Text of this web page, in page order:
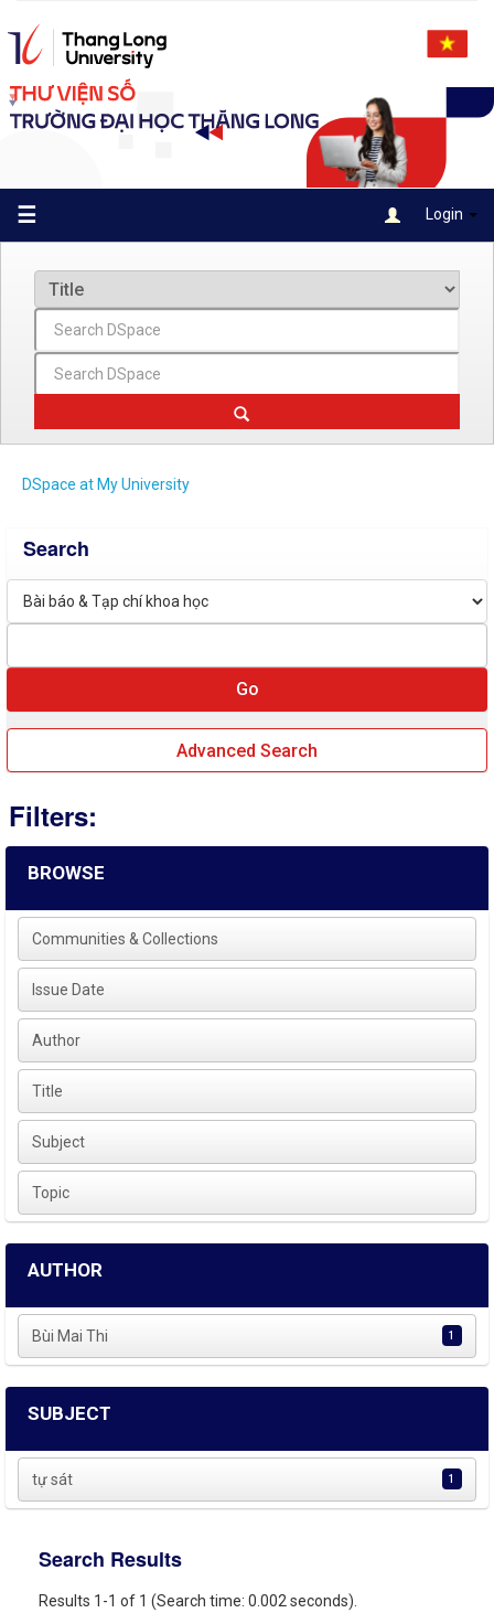
navigation
☰ Login
DSpace at My University
Search
Advanced Search
Filters:
BROWSE
Communities & Collections
Issue Date
Author
Title
Subject
Topic
AUTHOR
Bùi Mai Thi 1
SUBJECT
tự sát 1
Search Results
Results 1-1 of 1 (Search time: 0.002 seconds).